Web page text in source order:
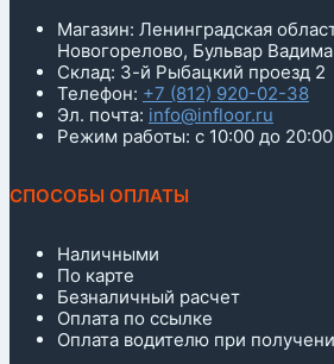
Магазин: Ленинградская
Новогорелово, Бульвар
Склад: 3-й Рыбацкий проезд 2
Телефон: +7 (812) 920-02-38
Эл. почта: info@infloor.ru
Режим работы: с 10:00 до
СПОСОБЫ ОПЛАТЫ
Наличными
По карте
Безналичный расчет
Оплата по ссылке
Оплата водителю при